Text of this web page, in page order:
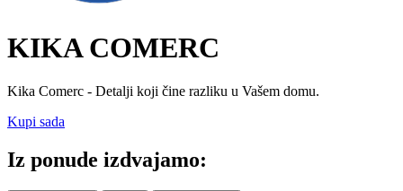
KIKA COMERC
Kika Comerc - Detalji koji čine razliku u Vašem domu.
Kupi sada
Iz ponude izdvajamo: